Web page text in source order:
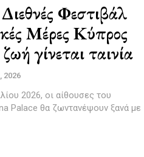
Φεστιβάλ
Μέρες Κύπρος
γίνεται ταινία
2026
2026, οι αίθουσες του
Palace θα ζωντανέψουν ξανά με